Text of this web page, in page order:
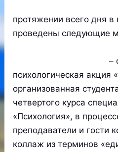
протяжении всего дня
проведены следующие
–
психологическая акция
организованная
четвертого курса
«Психология», в
преподаватели и гости
коллаж из терминов